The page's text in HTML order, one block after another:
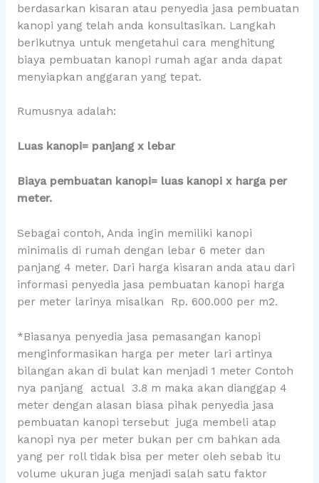
berdasarkan kisaran atau penyedia jasa pembuatan
kanopi yang telah anda konsultasikan. Langkah
berikutnya untuk mengetahui cara menghitung
biaya pembuatan kanopi rumah agar anda dapat
menyiapkan anggaran yang tepat.
Rumusnya adalah:
Luas kanopi= panjang x lebar
Biaya pembuatan kanopi= luas kanopi x harga per
meter.
Sebagai contoh, Anda ingin memiliki kanopi
minimalis di rumah dengan lebar 6 meter dan
panjang 4 meter. Dari harga kisaran anda atau dari
informasi penyedia jasa pembuatan kanopi harga
per meter larinya misalkan Rp. 600.000 per m2.
*Biasanya penyedia jasa pemasangan kanopi
menginformasikan harga per meter lari artinya
bilangan akan di bulat kan menjadi 1 meter Contoh
nya panjang actual 3.8 m maka akan dianggap 4
meter dengan alasan biasa pihak penyedia jasa
pembuatan kanopi tersebut juga membeli atap
kanopi nya per meter bukan per cm bahkan ada
yang per roll tidak bisa per meter oleh sebab itu
volume ukuran juga menjadi salah satu faktor